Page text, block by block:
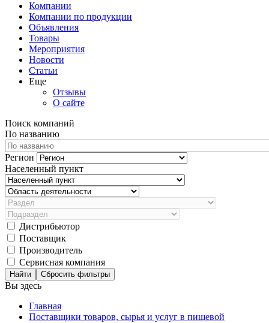
Компании
Компании по продукции
Объявления
Товары
Мероприятия
Новости
Статьи
Еще
Отзывы
О сайте
Поиск компаний
По названию
Регион
Населенный пункт
Дистрибьютор
Поставщик
Производитель
Сервисная компания
Сбросить фильтры
Вы здесь
Главная
Поставщики товаров, сырья и услуг в пищевой